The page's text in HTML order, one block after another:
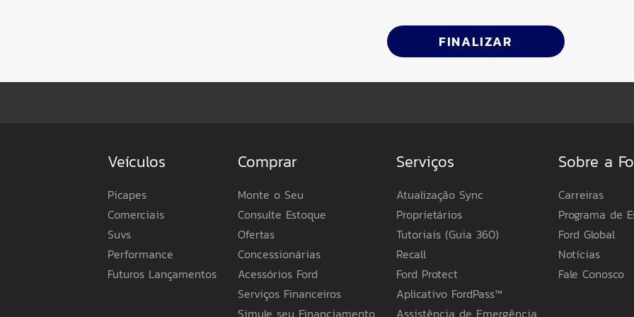
FINALIZAR
Veículos
Picapes
Comerciais
Suvs
Performance
Futuros Lançamentos
Comprar
Monte o Seu
Consulte Estoque
Ofertas
Concessionárias
Acessórios Ford
Serviços Financeiros
Simule seu Financiamento
Serviços
Atualização Sync
Proprietários
Tutoriais (Guia 360)
Recall
Ford Protect
Aplicativo FordPass™
Assistência de Emergência
Sobre a
Carreiras
Programa de
Ford Global
Notícias
Fale Conosco